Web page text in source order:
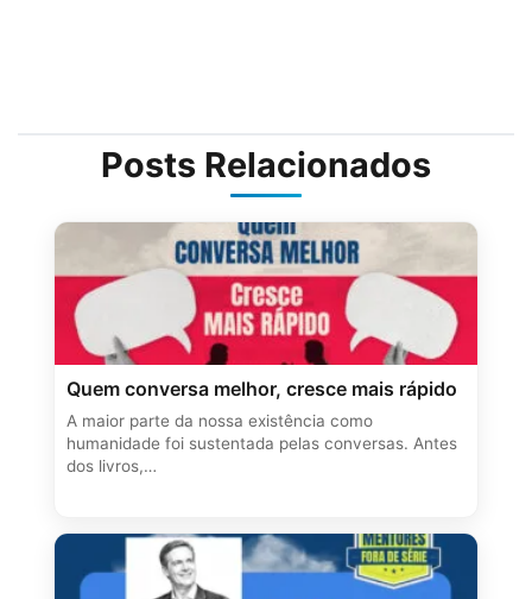
Posts Relacionados
Quem conversa melhor, cresce mais rápido
A maior parte da nossa existência como
humanidade foi sustentada pelas conversas. Antes
dos livros,…